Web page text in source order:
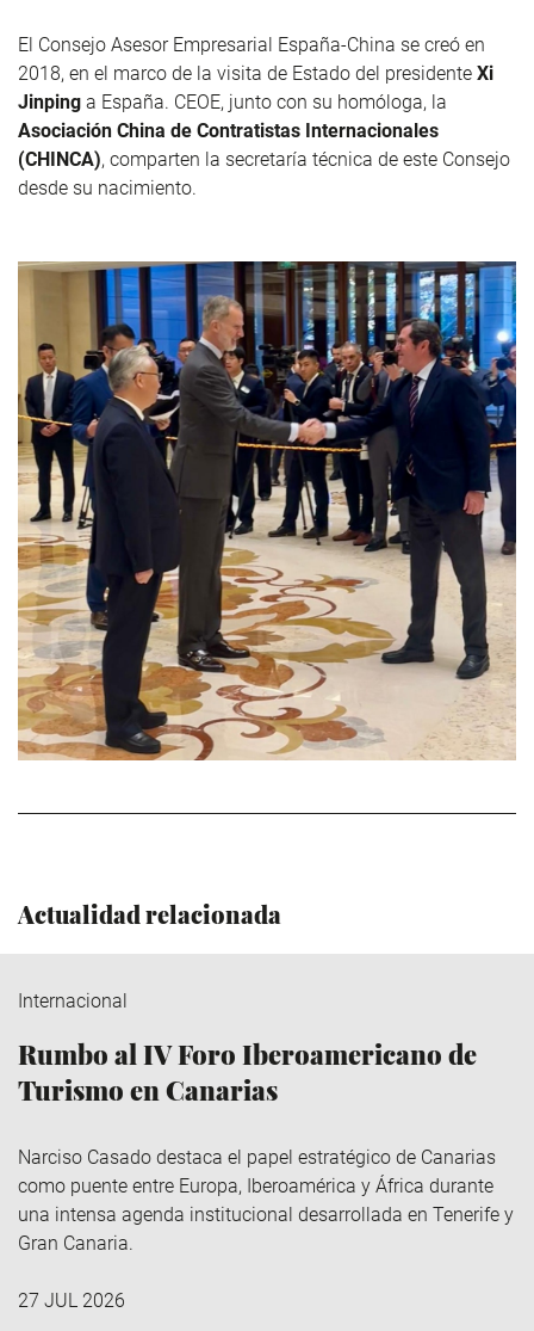
El Consejo Asesor Empresarial España-China se creó en
2018, en el marco de la visita de Estado del presidente Xi
Jinping a España. CEOE, junto con su homóloga, la
Asociación China de Contratistas Internacionales
(CHINCA), comparten la secretaría técnica de este Consejo
desde su nacimiento.
Actualidad relacionada
Internacional
Rumbo al IV Foro Iberoamericano de
Turismo en Canarias
Narciso Casado destaca el papel estratégico de Canarias
como puente entre Europa, Iberoamérica y África durante
una intensa agenda institucional desarrollada en Tenerife y
Gran Canaria.
27 JUL 2026